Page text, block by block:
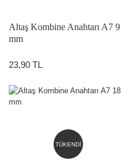
Altaş Kombine Anahtarı A7 9
mm
23,90 TL
TÜKENDİ